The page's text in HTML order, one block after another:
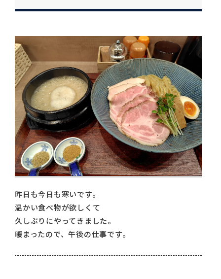
昨日も今日も寒いです。
温かい食べ物が欲しくて
久しぶりにやってきました。
暖まったので、午後の仕事です。